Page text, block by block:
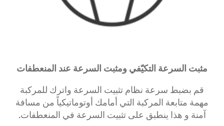
مثبت السرعة التكيّفي ومثبت السرعة عند المنعطفات
قم بضبط سرعة نظام تثبيت السرعة واترك للمركبة
مهمة متابعة المركبة التي أمامك أوتوماتيكياً من مسافة
آمنة و هذا ينطبق على تثبيت السرعة في المنعطفات.​